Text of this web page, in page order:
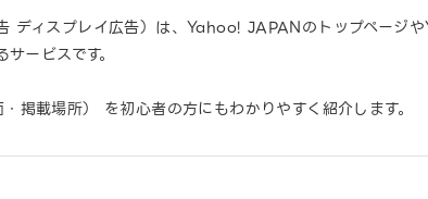
ディスプレイ広告）は、Yahoo! JAPANのトップページ
ービスです。
掲載場所） を初心者の方にもわかりやすく紹介します。